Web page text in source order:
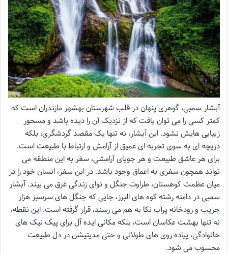
آبشار سمبی، گوهری پنهان در قلب شهرستان بهشهر مازندران است که
کمتر کسی را می توان یافت که از نزدیک آن را دیده باشد و مسحور
زیبایی هایش نشود. این آبشار، نه تنها یک مقصد گردشگری، بلکه
دریچه ای به سوی تجربه ای عمیق از آرامش و ارتباط با طبیعت است.
برای هر عاشق طبیعت و هر جویای آرامشی، سفر به این منطقه می
تواند همچون سفری به اعماق وجود باشد. در این سفر، انسان خود را در
میان عظمت کوهستان، طراوت جنگل و نوای زندگی غرق می بیند. آبشار
سمبی در دامنه رشته کوه های البرز، جایی که جنگل های سرسبز هزار
جریب و رودخانه پرآب نکا به هم می رسند، قرار گرفته است. این نقطه،
نه تنها بهشت عکاسان است، بلکه مکانی ایده آل برای پیک نیک های
خانوادگی، پیاده روی های طولانی و حتی مدیتیشن در دل طبیعت
محسوب می شود.